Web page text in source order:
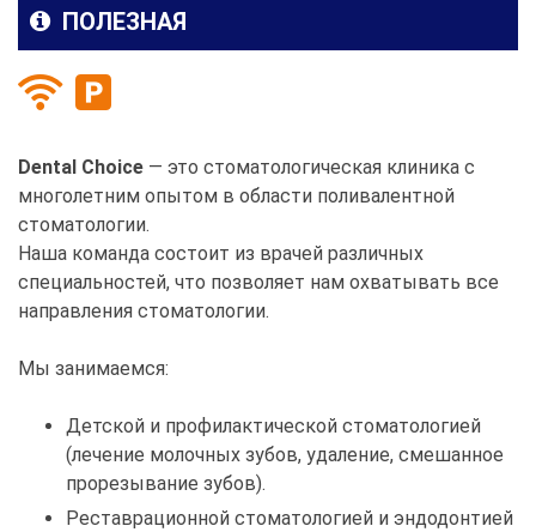
ПОЛЕЗНАЯ
Dental Choice — это стоматологическая клиника с
многолетним опытом в области поливалентной
стоматологии.
Наша команда состоит из врачей различных
специальностей, что позволяет нам охватывать все
направления стоматологии.
Мы занимаемся:
Детской и профилактической стоматологией
(лечение молочных зубов, удаление, смешанное
прорезывание зубов).
Реставрационной стоматологией и эндодонтией